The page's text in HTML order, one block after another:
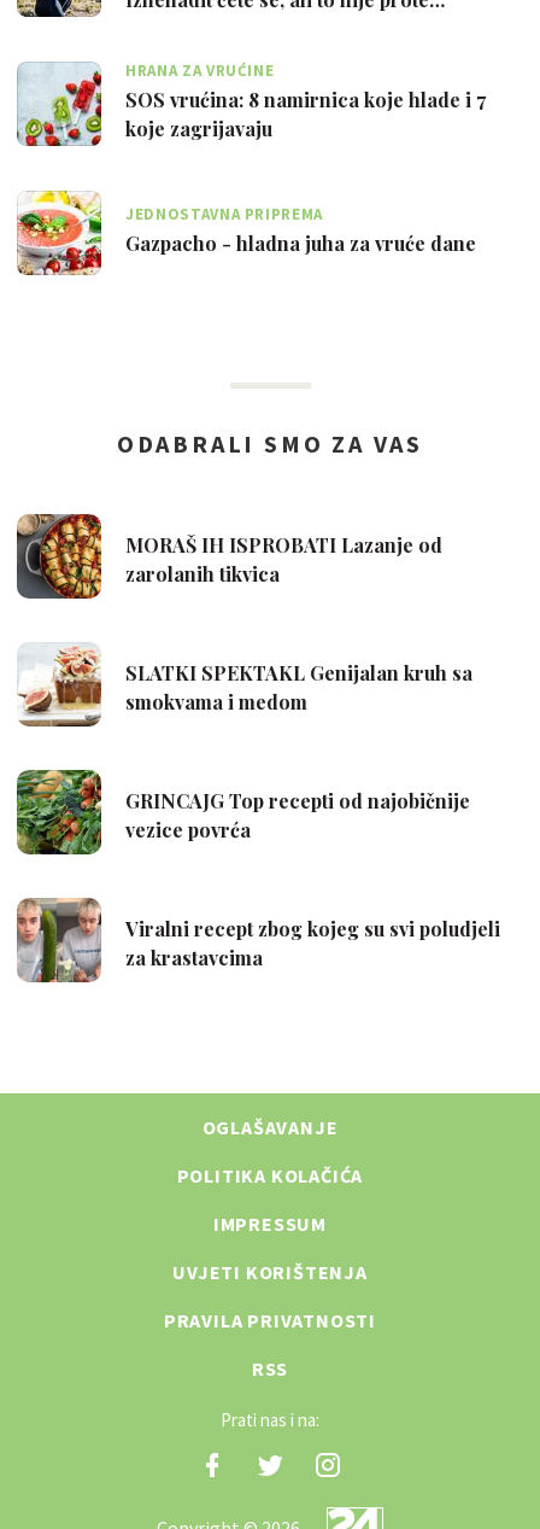
HRANA ZA VRUĆINE
SOS vrućina: 8 namirnica koje hlade i 7
koje zagrijavaju
JEDNOSTAVNA PRIPREMA
Gazpacho - hladna juha za vruće dane
OGLAŠAVANJE
POLITIKA KOLAČIĆA
IMPRESSUM
UVJETI KORIŠTENJA
PRAVILA PRIVATNOSTI
RSS
Prati nas i na: